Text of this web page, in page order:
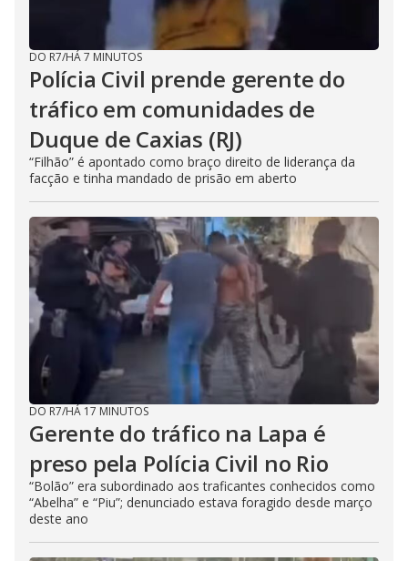
DO R7/HÁ 7 MINUTOS
Polícia Civil prende gerente do
tráfico em comunidades de
Duque de Caxias (RJ)
“Filhão” é apontado como braço direito de liderança da
facção e tinha mandado de prisão em aberto
DO R7/HÁ 17 MINUTOS
Gerente do tráfico na Lapa é
preso pela Polícia Civil no Rio
“Bolão” era subordinado aos traficantes conhecidos como
“Abelha” e “Piu”; denunciado estava foragido desde março
deste ano